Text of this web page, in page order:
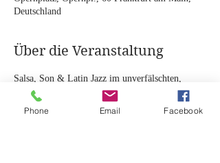
Deutschland
Über die Veranstaltung
Salsa, Son & Latin Jazz im unverfälschten,
authentischen Stil! Eintritt frei!
Phone Email Facebook